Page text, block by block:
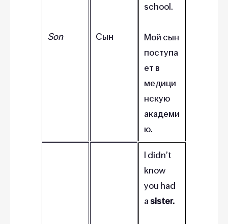
Son Сын
school.
Мой сын
поступа
ет в
медици
нскую
академи
ю.
I didn’t
know
you had
asister.